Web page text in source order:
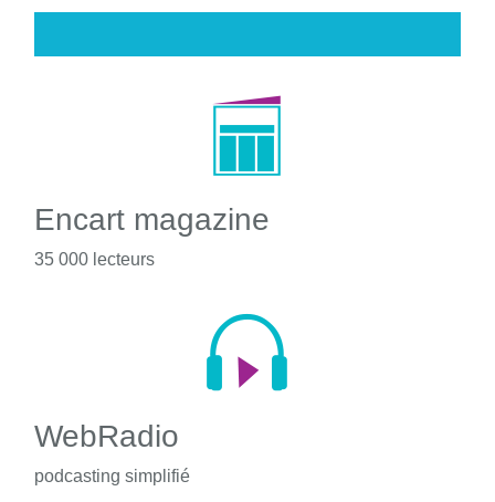
Encart magazine
35 000 lecteurs
WebRadio
podcasting simplifié